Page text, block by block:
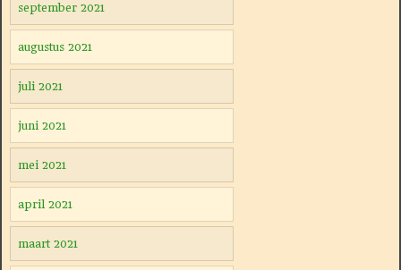
september 2021
augustus 2021
juli 2021
juni 2021
mei 2021
april 2021
maart 2021